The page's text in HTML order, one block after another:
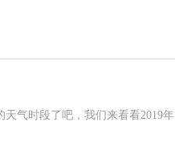
气时段了吧，我们来看看2019年